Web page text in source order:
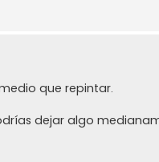
que repintar.
dejar algo